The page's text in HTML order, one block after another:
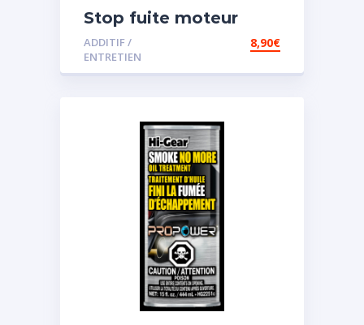
Stop fuite moteur
ADDITIF /
ENTRETIEN
8,90€